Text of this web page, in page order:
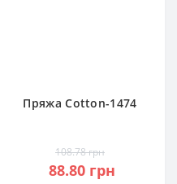
Пряжа Cotton-1474
108.78 грн
88.80 грн